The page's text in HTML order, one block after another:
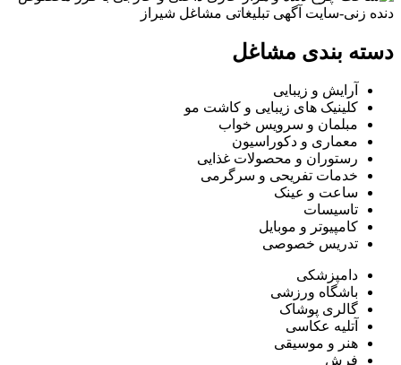
دسته بندی مشاغل
آرایش و زیبایی
کلینیک های زیبایی و کاشت مو
مبلمان و سرویس خواب
معماری و دکوراسیون
رستوران و محصولات غذایی
خدمات تفریحی و سرگرمی
ساعت و عینک
تاسیسات
کامپیوتر و موبایل
تدریس خصوصی
دامپزشکی
باشگاه ورزشی
گالری پوشاک
آتلیه عکاسی
هنر و موسیقی
فرش